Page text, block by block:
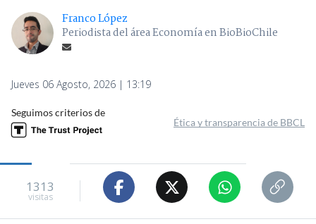
Franco López
Periodista del área Economía en BioBioChile
Jueves 06 Agosto, 2026 | 13:19
Seguimos criterios de
Ética y transparencia de BBCL
1313
visitas